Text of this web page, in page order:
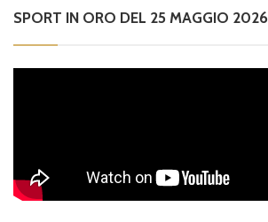
SPORT IN ORO DEL 25 MAGGIO 2026